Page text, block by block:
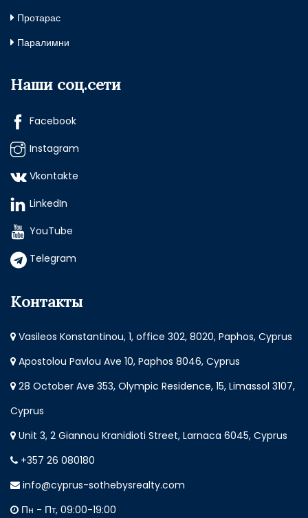
Протарас
Паралимни
Наши соц.сети
Facebook
Instagram
Vkontakte
LinkedIn
YouTube
Telegram
Контакты
Vasileos Konstantinou, 1, office 302, 8020, Paphos, Cyprus
Apostolou Pavlou Ave 10, Paphos 8046, Cyprus
28 October Ave 353, Olympic Residence, 15, Limassol 3107,
Cyprus
Unit 3, 2 Giannou Kranidioti Street, Larnaca 6045, Cyprus
+357 26 080180
info@cyprus-sothebysrealty.com
Пн - Пт, 09:00-19:00